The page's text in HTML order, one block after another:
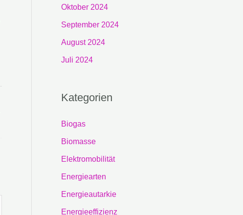
Oktober 2024
September 2024
August 2024
Juli 2024
Kategorien
Biogas
Biomasse
Elektromobilität
Energiearten
Energieautarkie
Energieeffizienz